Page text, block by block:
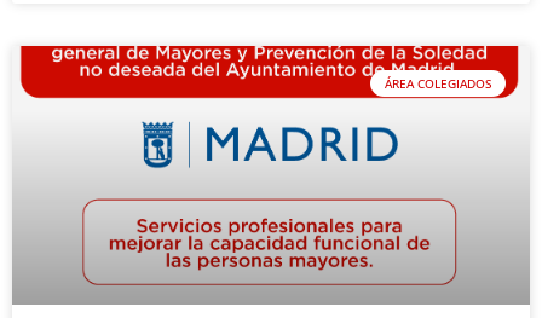
ÁREA COLEGIADOS